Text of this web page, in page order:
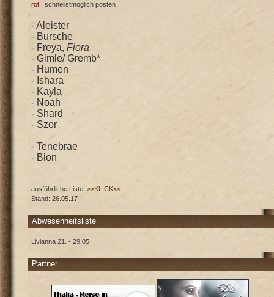
rot= schnellstmöglich posten
- Aleister
- Bursche
- Freya,Fiora
- Gimle/ Gremb*
- Humen
- Ishara
- Kayla
- Noah
- Shard
- Szor
- Tenebrae
- Bion
ausführliche Liste:>>KLICK<<
Stand: 26.05.17
Abwesenheitsliste
Livianna 21. - 29.05
Partner